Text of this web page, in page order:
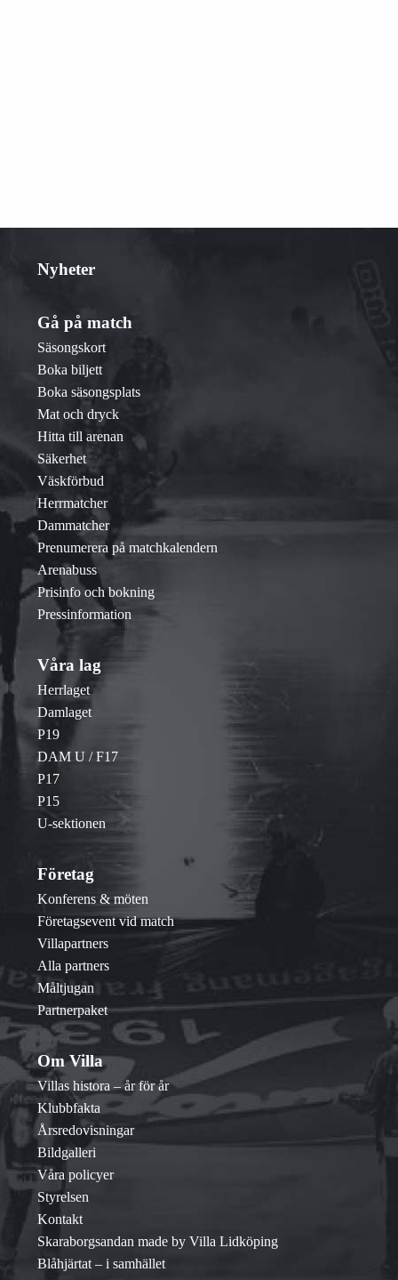
Nyheter
Gå på match
Säsongskort
Boka biljett
Boka säsongsplats
Mat och dryck
Hitta till arenan
Säkerhet
Väskförbud
Herrmatcher
Dammatcher
Prenumerera på matchkalendern
Arenabuss
Prisinfo och bokning
Pressinformation
Våra lag
Herrlaget
Damlaget
P19
DAM U / F17
P17
P15
U-sektionen
Företag
Konferens & möten
Företagsevent vid match
Villapartners
Alla partners
Måltjugan
Partnerpaket
Om Villa
Villas histora – år för år
Klubbfakta
Årsredovisningar
Bildgalleri
Våra policyer
Styrelsen
Kontakt
Skaraborgsandan made by Villa Lidköping
Blåhjärtat – i samhället